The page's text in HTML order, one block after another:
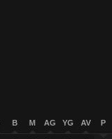
B M AG YG AV P